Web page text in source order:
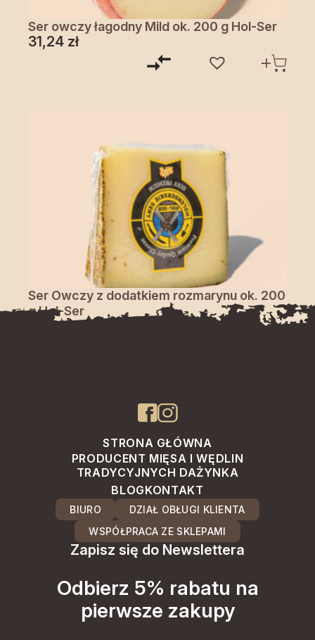
Ser owczy łagodny Mild ok. 200 g Hol-Ser
31,24 zł
Ser Owczy z dodatkiem rozmarynu ok. 200
g Hol-Ser
30,50zł
STRONA GŁÓWNA
PRODUCENT MIĘSA I WĘDLIN
TRADYCYJNYCH DAŻYNKA
BLOGKONTAKT
BIURO
DZIAŁ OBŁUGI KLIENTA
WSPÓŁPRACA ZE SKLEPAMI
Zapisz się do Newslettera
Odbierz 5% rabatu na
pierwsze zakupy